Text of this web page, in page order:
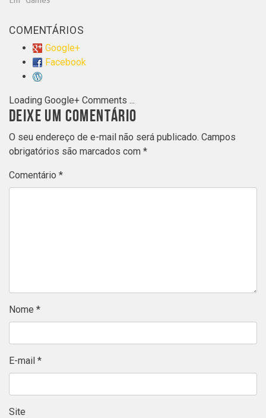
COMENTÁRIOS
Google+
Facebook
Loading Google+ Comments ...
DEIXE UM COMENTÁRIO
O seu endereço de e-mail não será publicado. Campos
obrigatórios são marcados com *
Comentário *
Nome *
E-mail *
Site